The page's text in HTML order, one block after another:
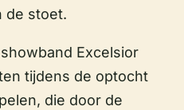
de stoet.
Excelsior
tijdens de optocht
die door de